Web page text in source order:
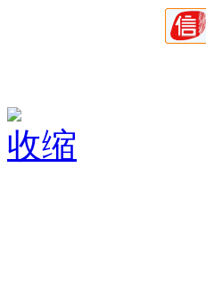
收缩